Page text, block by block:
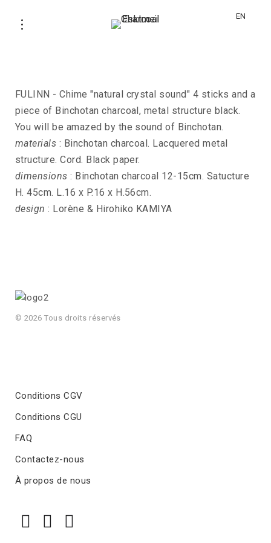
EN
FULINN - Chime "natural crystal sound" 4 sticks and a
piece of Binchotan charcoal, metal structure black.
You will be amazed by the sound of Binchotan.
materials : Binchotan charcoal. Lacquered metal
structure. Cord. Black paper.
dimensions : Binchotan charcoal 12-15cm. Satucture
H. 45cm. L.16 x P.16 x H.56cm.
design : Lorène & Hirohiko KAMIYA
© 2026 Tous droits réservés
Conditions CGV
Conditions CGU
FAQ
Contactez-nous
À propos de nous